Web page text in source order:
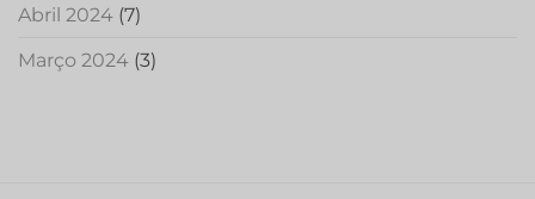
Abril 2024 (7)
Março 2024 (3)